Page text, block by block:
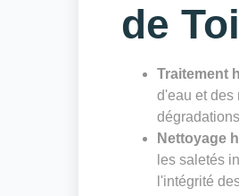
de
Traitement
d'eau et des
Nettoyage
les saletés
l'intégrité